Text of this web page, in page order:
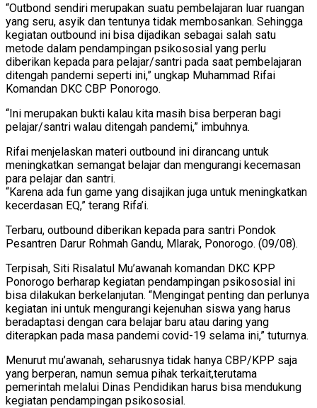
“Outbond sendiri merupakan suatu pembelajaran luar ruangan
yang seru, asyik dan tentunya tidak membosankan. Sehingga
kegiatan outbound ini bisa dijadikan sebagai salah satu
metode dalam pendampingan psikososial yang perlu
diberikan kepada para pelajar/santri pada saat pembelajaran
ditengah pandemi seperti ini,” ungkap Muhammad Rifai
Komandan DKC CBP Ponorogo.
“Ini merupakan bukti kalau kita masih bisa berperan bagi
pelajar/santri walau ditengah pandemi,” imbuhnya.
Rifai menjelaskan materi outbound ini dirancang untuk
meningkatkan semangat belajar dan mengurangi kecemasan
para pelajar dan santri.
“Karena ada fun game yang disajikan juga untuk meningkatkan
kecerdasan EQ,” terang Rifa’i.
Terbaru, outbound diberikan kepada para santri Pondok
Pesantren Darur Rohmah Gandu, Mlarak, Ponorogo. (09/08).
Terpisah, Siti Risalatul Mu’awanah komandan DKC KPP
Ponorogo berharap kegiatan pendampingan psikososial ini
bisa dilakukan berkelanjutan. “Mengingat penting dan perlunya
kegiatan ini untuk mengurangi kejenuhan siswa yang harus
beradaptasi dengan cara belajar baru atau daring yang
diterapkan pada masa pandemi covid-19 selama ini,” tuturnya.
Menurut mu’awanah, seharusnya tidak hanya CBP/KPP saja
yang berperan, namun semua pihak terkait,terutama
pemerintah melalui Dinas Pendidikan harus bisa mendukung
kegiatan pendampingan psikososial.